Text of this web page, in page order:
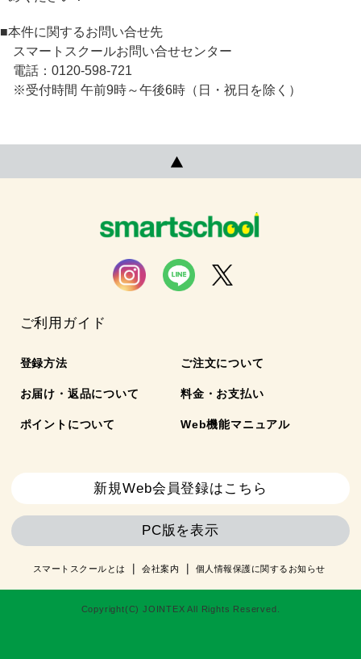
■本件に関するお問い合せ先
スマートスクールお問い合せセンター
電話：0120-598-721
※受付時間 午前9時～午後6時（日・祝日を除く）
ご利用ガイド
登録方法 ご注文について
お届け・返品について 料金・お支払い
ポイントについて Web機能マニュアル
新規Web会員登録はこちら
PC版を表示
スマートスクールとは 会社案内 個人情報保護に関するお知らせ
Copyright(C) JOINTEX All Rights Reserved.